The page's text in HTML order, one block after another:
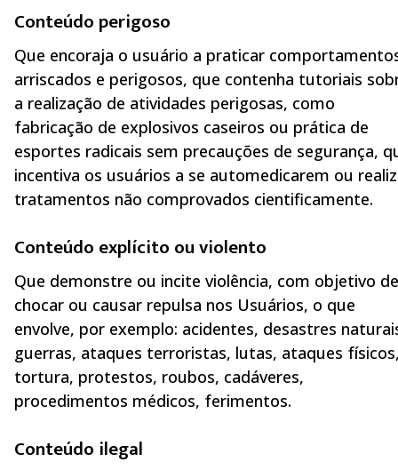
Conteúdo perigoso
Que encoraja o usuário a praticar
arriscados e perigosos, que contenha tutoriais
a realização de atividades perigosas, como
fabricação de explosivos caseiros ou prática de
esportes radicais sem precauções de segurança,
incentiva os usuários a se automedicarem ou
tratamentos não comprovados cientificamente.
Conteúdo explícito ou violento
Que demonstre ou incite violência, com objetivo de
chocar ou causar repulsa nos Usuários, o que
envolve, por exemplo: acidentes, desastres
guerras, ataques terroristas, lutas, ataques
tortura, protestos, roubos, cadáveres,
procedimentos médicos, ferimentos.
Conteúdo ilegal